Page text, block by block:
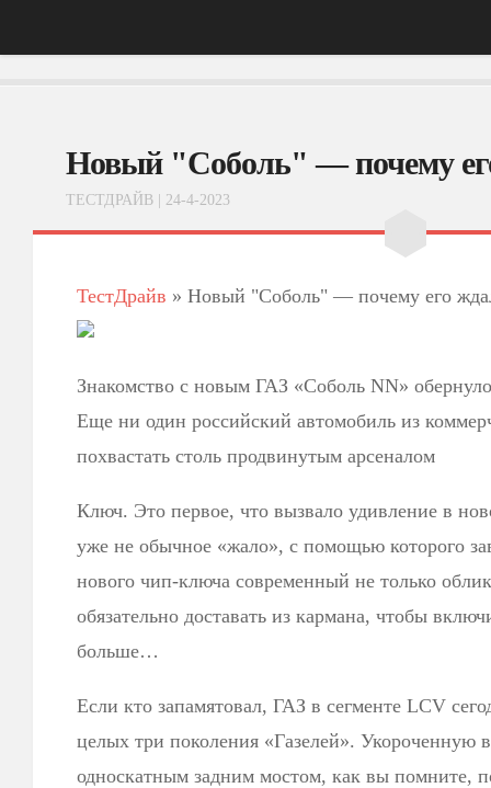
Тест-Драйв
ВидеоОбзоры
Новый "Соболь" — почему
ТЕСТДРАЙВ | 24-4-2023
ТестДрайв » Новый "Соболь" — почему его
Знакомство с новым ГАЗ «Соболь NN»
Еще ни один российский автомобиль из
похвастать столь продвинутым арсеналом
Ключ. Это первое, что вызвало удивление в
уже не обычное «жало», с помощью которого
нового чип-ключа современный не только
обязательно доставать из кармана, чтобы
больше…
Если кто запамятовал, ГАЗ в сегменте LCV
целых три поколения «Газелей». Укороченную
односкатным задним мостом, как вы помните,